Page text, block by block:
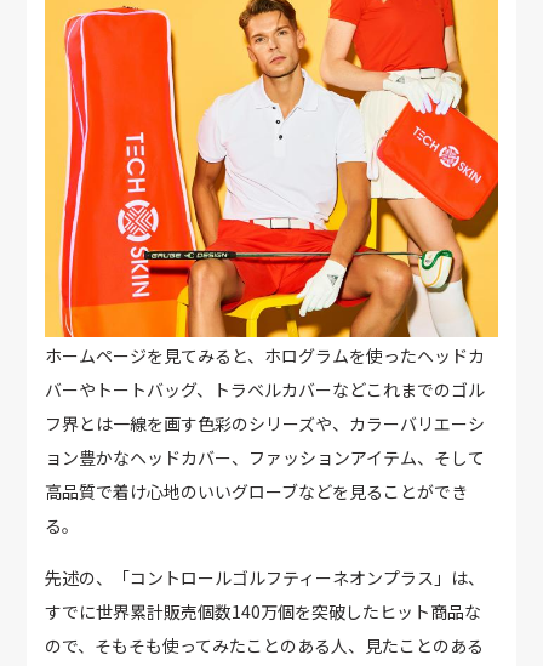
ホームページを見てみると、ホログラムを使ったヘッドカ
バーやトートバッグ、トラベルカバーなどこれまでのゴル
フ界とは一線を画す色彩のシリーズや、カラーバリエーシ
ョン豊かなヘッドカバー、ファッションアイテム、そして
高品質で着け心地のいいグローブなどを見ることができ
る。
先述の、「コントロールゴルフティーネオンプラス」は、
すでに世界累計販売個数140万個を突破したヒット商品な
ので、そもそも使ってみたことのある人、見たことのある